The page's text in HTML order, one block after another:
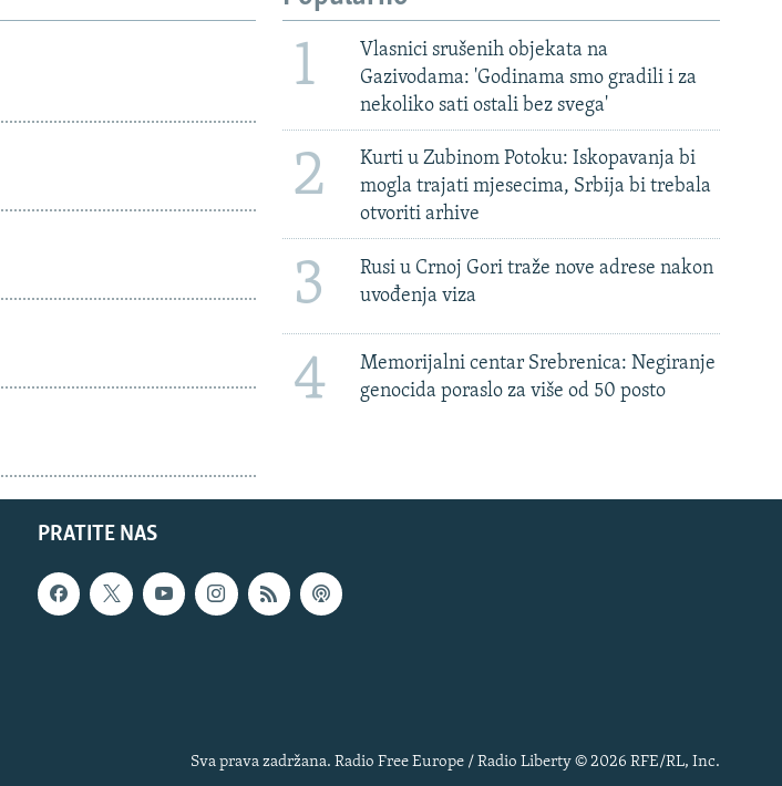
1
Vlasnici srušenih objekata na
Gazivodama: 'Godinama smo gradili i za
nekoliko sati ostali bez svega'
2
Kurti u Zubinom Potoku: Iskopavanja bi
mogla trajati mjesecima, Srbija bi trebala
otvoriti arhive
3
Rusi u Crnoj Gori traže nove adrese nakon
uvođenja viza
4
Memorijalni centar Srebrenica: Negiranje
genocida poraslo za više od 50 posto
PRATITE NAS
Sva prava zadržana. Radio Free Europe / Radio Liberty © 2026 RFE/RL, Inc.